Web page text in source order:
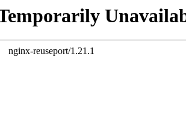
nginx-reuseport/1.21.1